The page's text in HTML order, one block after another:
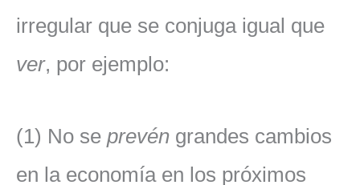
irregular que se conjuga igual que
ver, por ejemplo:
(1) No se prevén grandes cambios
en la economía en los próximos